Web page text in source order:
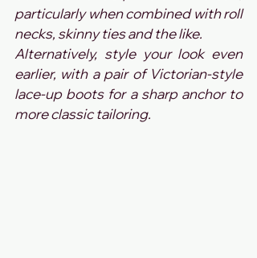
particularly when combined with roll
necks, skinny ties and the like.
Alternatively, style your look even
earlier, with a pair of Victorian-style
lace-up boots for a sharp anchor to
more classic tailoring.